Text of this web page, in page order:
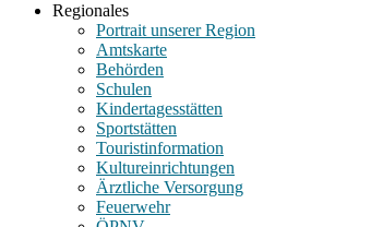
Regionales
Portrait unserer Region
Amtskarte
Behörden
Schulen
Kindertagesstätten
Sportstätten
Touristinformation
Kultureinrichtungen
Ärztliche Versorgung
Feuerwehr